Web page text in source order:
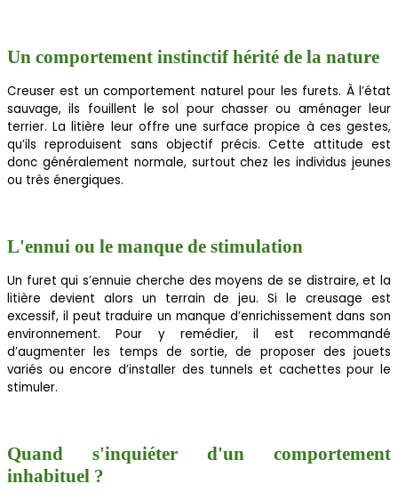
Un comportement instinctif hérité de la nature
Creuser est un comportement naturel pour les furets. À l’état
sauvage, ils fouillent le sol pour chasser ou aménager leur
terrier. La litière leur offre une surface propice à ces gestes,
qu’ils reproduisent sans objectif précis. Cette attitude est
donc généralement normale, surtout chez les individus jeunes
ou très énergiques.
L'ennui ou le manque de stimulation
Un furet qui s’ennuie cherche des moyens de se distraire, et la
litière devient alors un terrain de jeu. Si le creusage est
excessif, il peut traduire un manque d’enrichissement dans son
environnement. Pour y remédier, il est recommandé
d’augmenter les temps de sortie, de proposer des jouets
variés ou encore d’installer des tunnels et cachettes pour le
stimuler.
Quand s'inquiéter d'un comportement
inhabituel ?